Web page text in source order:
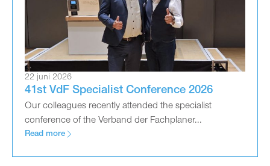
22 juni 2026
41st VdF Specialist Conference 2026
Our colleagues recently attended the specialist
conference of the Verband der Fachplaner...
Read more